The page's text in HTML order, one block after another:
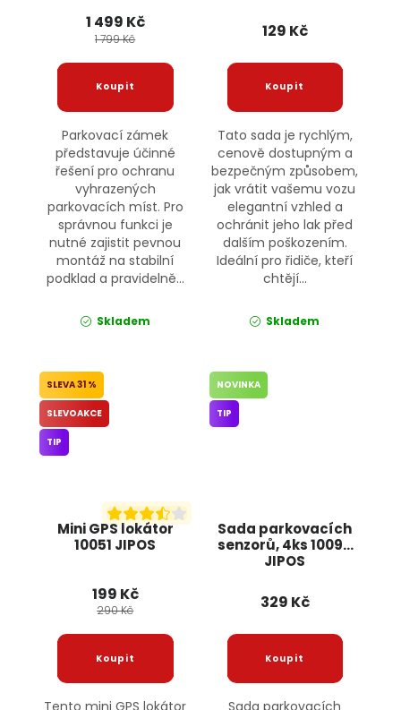
1 499 Kč
1 799 Kč
Parkovací zámek
představuje účinné
řešení pro ochranu
vyhrazených
parkovacích míst. Pro
správnou funkci je
nutné zajistit pevnou
montáž na stabilní
podklad a pravidelně...
Skladem
129 Kč
Tato sada je rychlým,
cenově dostupným a
bezpečným způsobem,
jak vrátit vašemu vozu
elegantní vzhled a
ochránit jeho lak před
dalším poškozením.
Ideální pro řidiče, kteří
chtějí...
Skladem
Mini GPS lokátor
10051 JIPOS
31 %
SLEVOAKCE
TIP
199 Kč
290 Kč
Sada parkovacích
senzorů, 4ks 10090
JIPOS
NOVINKA
TIP
329 Kč